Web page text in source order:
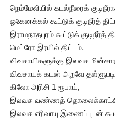
நெம்மேலியில் கடல்நீரைக்
ஓகேனக்கல் கூட்டுக் குடிநீர்த்
இராமநாதபுரம் கூட்டுக் குடிநீர்த்
மெட்ரோ இரயில் திட்டம்,
விவசாயிகளுக்கு இலவச
விவசாயக் கடன் அறவே தள்ளுபடி
கிலோ அரிசி 1 ரூபாய்,
இலவச வண்ணத்
இலவச எரிவாயு இணைப்புடன்